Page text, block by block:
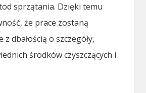
sprzątania. Dzięki temu
że prace zostaną
dbałością o szczegóły,
środków czyszczących i